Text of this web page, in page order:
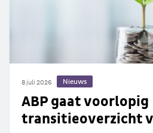
8 juli 2026 Nieuws
ABP gaat voorlopig
transitieoverzicht